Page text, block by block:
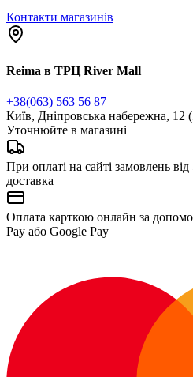
Контакти магазинів
Reima в ТРЦ River Mall
+38(063) 563 56 87
Київ, Дніпровська набережна, 12
Уточнюйте в магазині
При оплаті на сайті замовлень
доставка
Оплата карткою онлайн за
Pay або Google Pay